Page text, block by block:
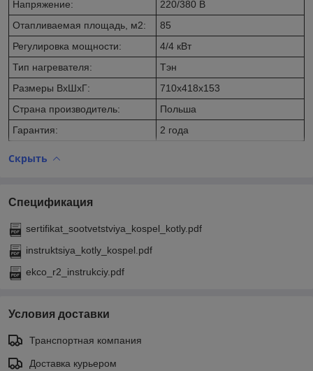
Напряжение:
220/380 В
Отапливаемая площадь, м2:
85
Регулировка мощности:
4/4 кВт
Тип нагревателя:
Тэн
Размеры ВхШхГ:
710х418х153
Страна производитель:
Польша
Гарантия:
2 года
Скрыть
Спецификация
sertifikat_sootvetstviya_kospel_kotly.pdf
instruktsiya_kotly_kospel.pdf
ekco_r2_instrukciy.pdf
Условия доставки
Транспортная компания
Доставка курьером